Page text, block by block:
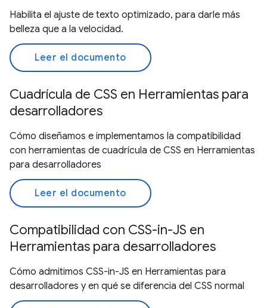
Habilita el ajuste de texto optimizado, para darle más
belleza que a la velocidad.
Leer el documento
Cuadrícula de CSS en Herramientas para
desarrolladores
Cómo diseñamos e implementamos la compatibilidad
con herramientas de cuadrícula de CSS en Herramientas
para desarrolladores
Leer el documento
Compatibilidad con CSS-in-JS en
Herramientas para desarrolladores
Cómo admitimos CSS-in-JS en Herramientas para
desarrolladores y en qué se diferencia del CSS normal